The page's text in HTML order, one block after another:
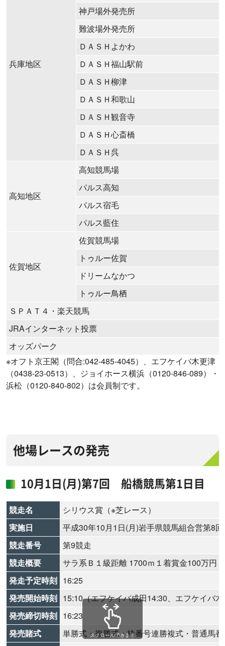
兵庫地区
神戸場外発売所
難波場外発売所
ＤＡＳＨよかわ
ＤＡＳＨ福山駅前
ＤＡＳＨ柳津
ＤＡＳＨ和歌山
ＤＡＳＨ観音寺
ＤＡＳＨ心斎橋
ＤＡＳＨ呉
高知地区
高知競馬場
パルス高知
パルス宿毛
パルス藍住
佐賀地区
佐賀競馬場
トゥルー佐賀
ドリームなかつ
トゥルー鳥栖
ＳＰＡＴ４・楽天競馬
JRAインターネット投票
オッズパーク
※オフト京王閣（問合:042-485-4045）、エフケイバ木更津
（0438-23-0513）、ジョイホース横浜（0120-846-089）・
浜松（0120-840-802）は会員制です。
他場レースの発売
10月1日(月)第7回 船橋競馬第1日目
競走名
シリウス賞（※芝レース）
実施日
平成30年10月1日(月)岩手県競馬組合営第8
競走番号
第9競走
競走概要
サラ系Ｂ１級距離 1700ｍ１着賞金100万円
発走予定時刻 16:25
発売開始時刻 15:10（エフケイバ成田14:30、エフケイバ
発売締切時刻 16:23
発売賭式
単勝式・複勝式・枠番号連勝複式・普通馬
スクロールできます